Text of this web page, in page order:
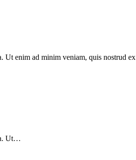
Ut enim ad minim veniam, quis nostrud ex
Ut…